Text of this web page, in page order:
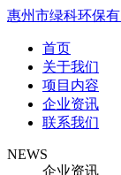
惠州市绿科环保有
首页
关于我们
项目内容
企业资讯
联系我们
NEWS
企业资讯